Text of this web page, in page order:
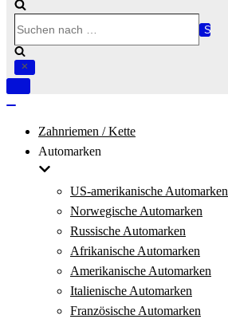
nach …
Navigation
Zahnriemen / Kette
Automarken
US-amerikanische Automarken
Norwegische Automarken
Russische Automarken
Afrikanische Automarken
Amerikanische Automarken
Italienische Automarken
Französische Automarken